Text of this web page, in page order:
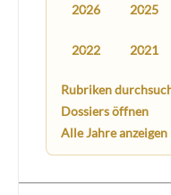
2026 2025
2022 2021
Rubriken
Dossiers öffnen
Alle Jahre anzeigen